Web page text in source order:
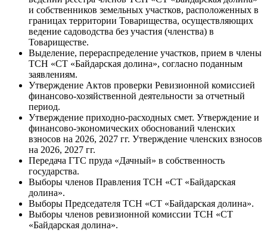
и собственников земельных участков, расположенных в
границах территории Товарищества, осуществляющих
ведение садоводства без участия (членства) в
Товариществе.
Выделение, перераспределение участков, прием в члены
ТСН «СТ «Байдарская долина», согласно поданным
заявлениям.
Утверждение Актов проверки Ревизионной комиссией
финансово-хозяйственной деятельности за отчетный
период.
Утверждение приходно-расходных смет. Утверждение и
финансово-экономических обоснований членских
взносов на 2026, 2027 гг. Утверждение членских взносов
на 2026, 2027 гг.
Передача ГТС пруда «Дачный» в собственность
государства.
Выборы членов Правления ТСН «СТ «Байдарская
долина».
Выборы Председателя ТСН «СТ «Байдарская долина».
Выборы членов ревизионной комиссии ТСН «СТ
«Байдарская долина».